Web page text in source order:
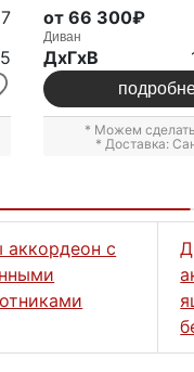
от 66 300₽
Диван
ДxГxВ
* Можем
* Доставка:
аккордеон с